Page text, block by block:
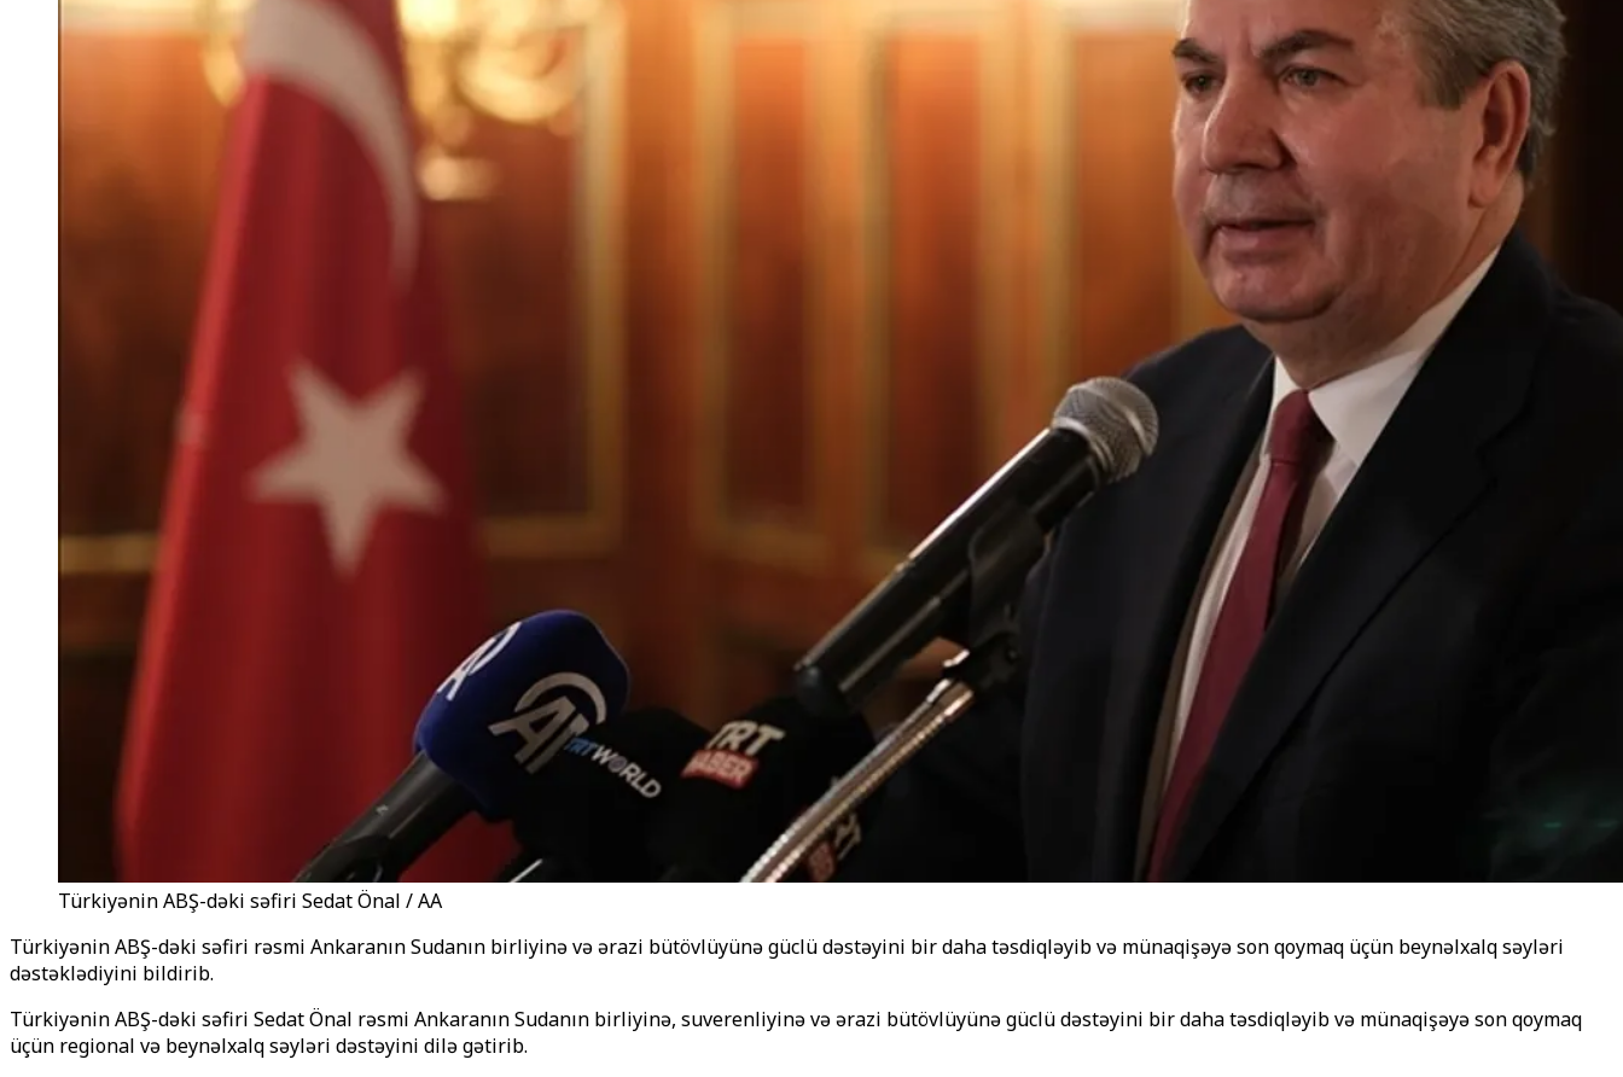
Türkiyənin ABŞ-dəki səfiri Sedat Önal / AA
Türkiyənin ABŞ-dəki səfiri rəsmi Ankaranın Sudanın birliyinə və ərazi bütövlüyünə güclü dəstəyini bir daha təsdiqləyib və münaqişəyə son qoymaq üçün beynəlxalq səyləri
dəstəklədiyini bildirib.
Türkiyənin ABŞ-dəki səfiri Sedat Önal rəsmi Ankaranın Sudanın birliyinə, suverenliyinə və ərazi bütövlüyünə güclü dəstəyini bir daha təsdiqləyib və münaqişəyə son qoymaq
üçün regional və beynəlxalq səyləri dəstəyini dilə gətirib.